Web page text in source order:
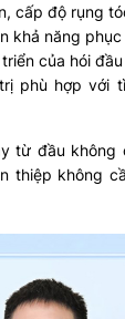
cấp độ rụng
khả năng
của hói đầu
phù hợp với
từ đầu
thiệp không